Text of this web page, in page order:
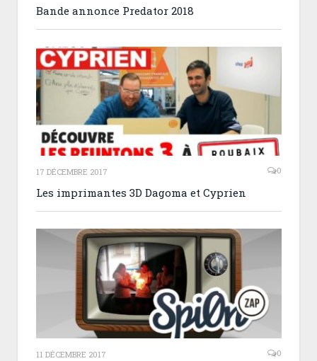
Bande annonce Predator 2018
17 DÉCEMBRE 2017 0
Les imprimantes 3D Dagoma et Cyprien
11 DÉCEMBRE 2017 0